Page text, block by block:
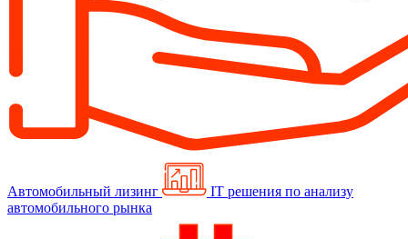
Автомобильный лизинг
IT решения по анализу
автомобильного рынка